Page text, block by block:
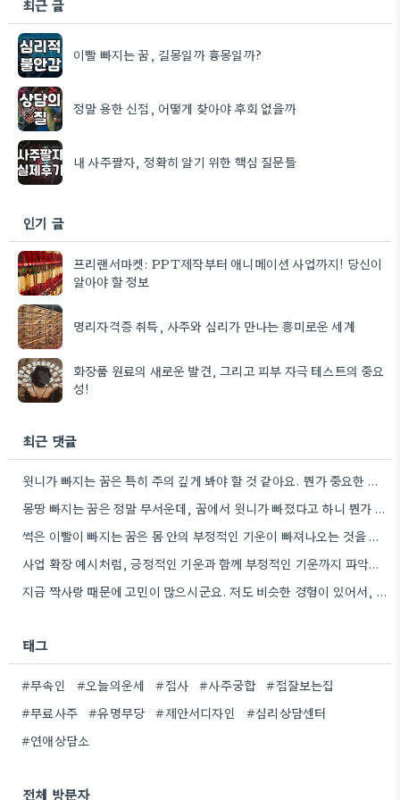
최근 글
이빨 빠지는 꿈, 길몽일까 흉몽일까?
정말 용한 신점, 어떻게 찾아야 후회 없을까
내 사주팔자, 정확히 알기 위한 핵심 질문들
인기 글
프리랜서마켓: PPT제작부터 애니메이션 사업까지! 당신이
알아야 할 정보
명리자격증 취득, 사주와 심리가 만나는 흥미로운 세계
화장품 원료의 새로운 발견, 그리고 피부 자극 테스트의 중요
성!
최근 댓글
윗니가 빠지는 꿈은 특히 주의 깊게 봐야 할 것 같아요. 뭔가 중요한 권위나 자리에서 변화가…
몽땅 빠지는 꿈은 정말 무서운데, 꿈에서 윗니가 빠졌다고 하니 뭔가 권위적인 문제일 수도 있겠네요.
썩은 이빨이 빠지는 꿈은 몸 안의 부정적인 기운이 빠져나오는 것을 비유하는 것 같아요. 긍정적인 감정을…
사업 확장 예시처럼, 긍정적인 기운과 함께 부정적인 기운까지 파악하는 방식이 흥미로웠어요. 덕분에 신점 상담의 다각적인…
지금 짝사랑 때문에 고민이 많으시군요. 저도 비슷한 경험이 있어서, 구체적으로 질문하는 게 정말 중요하다고 생각해요.
태그
#무속인 #오늘의운세 #점사 #사주궁합
#점잘보는집
#무료사주
#유명무당 #제안서디자인
#심리상담센터
#연애상담소
전체 방문자